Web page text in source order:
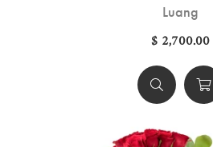
Luang
$ 2,700.00